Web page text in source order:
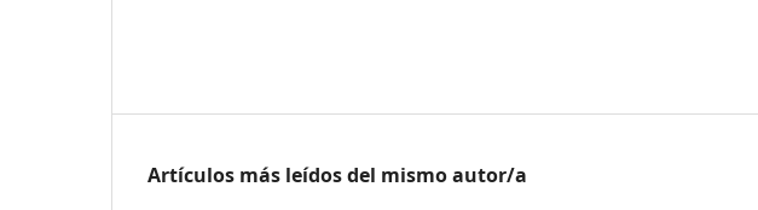
Artículos más leídos del mismo autor/a